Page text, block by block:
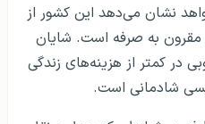
نشان می‌دهد این کشور از
مقرون به صرفه است. شایان
در کمتر از هزینه‌های زندگی
شادمانی است.